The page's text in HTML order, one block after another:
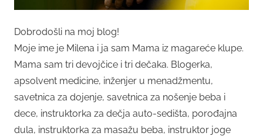
Dobrodošli na moj blog!
Moje ime je Milena i ja sam Mama iz magareće klupe.
Mama sam tri devojčice i tri dečaka. Blogerka,
apsolvent medicine, inženjer u menadžmentu,
savetnica za dojenje, savetnica za nošenje beba i
dece, instruktorka za dečja auto-sedišta, porođajna
dula, instruktorka za masažu beba, instruktor joge